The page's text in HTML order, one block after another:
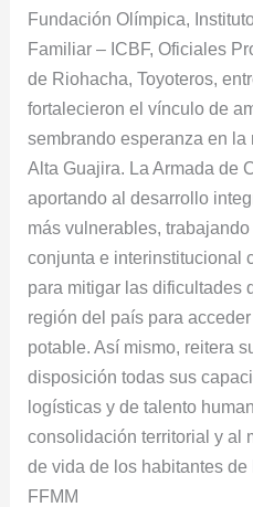
Fundación Olímpica,
Familiar – ICBF, Oficiales
de Riohacha, Toyoteros,
fortalecieron el vínculo de
sembrando esperanza en
Alta Guajira. La Armada de
aportando al desarrollo
más vulnerables,
conjunta e interinstitucional
para mitigar las dificultades
región del país para
potable. Así mismo, reitera
disposición todas sus
logísticas y de talento
consolidación territorial y al
de vida de los habitantes
FFMM